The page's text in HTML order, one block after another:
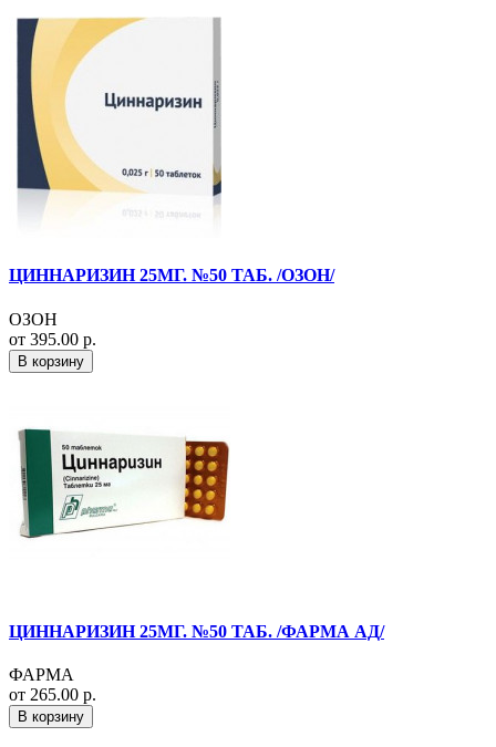
ЦИННАРИЗИН 25МГ. №50 ТАБ. /ОЗОН/
ОЗОН
от 395.00 р.
В корзину
ЦИННАРИЗИН 25МГ. №50 ТАБ. /ФАРМА АД/
ФАРМА
от 265.00 р.
В корзину